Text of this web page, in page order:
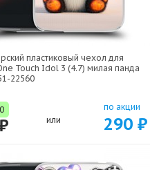
пластиковый чехол для
Touch Idol 3 (4.7) милая панда
22560
или
по акции
290 ₽